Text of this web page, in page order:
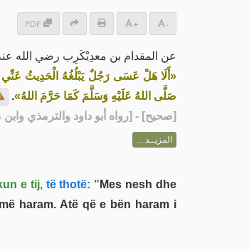
PDF + -
عن المقدام بن معدِيْكَرِب رضي الله
«أَلَا هَلْ عَسَى رَجُلٌ يَبْلُغُهُ الْحَدِيثُ عَنِّي
صَلَّى اللهُ عَلَيْهِ وَسَلَّمَ كَمَا حَرَّمَ اللهُ».
[صحيح] - [رواه أبو داود والترمذي وابن
المزيــد ...
e tij,të thotë: " Mes nesh dhe
haram. Atë që e bën haram i